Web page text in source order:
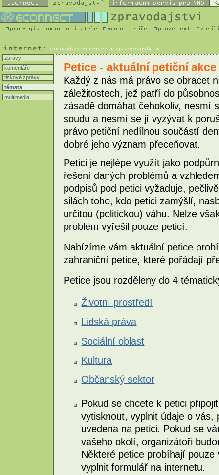
zpravodajstvi.ecn.cz > zpravodajství >
zprávy
komentáře
tiskové zprávy
témata
multimedia
Petice - aktuální petiční akce
Každý z nás má právo se obracet
záležitostech, jež patří do
zásadě domáhat čehokoliv, nesmí
soudu a nesmí se jí vyzývat k
právo petiční nedílnou součástí
dobré jeho význam přeceňovat.
Petici je nejlépe využít jako
řešení daných problémů a
podpisů pod petici vyžaduje,
silách toho, kdo petici zamýšlí,
určitou (politickou) váhu. Nelze
problém vyřešil pouze peticí.
Nabízíme vám aktuální petice
zahraniční petice, které pořádají
Petice jsou rozděleny do 4
Životní prostředí
Lidská práva
Sociální oblast
Kultura
Občanský sektor
Pokud se chcete k petici
vytisknout, vyplnit údaje o
uvedena na petici. Pokud se
vašeho okolí, organizátoři
Některé petice probíhají
vyplnit formulář na internetu.